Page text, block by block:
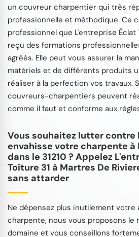
un couvreur charpentier qui très
professionnelle et méthodique. Ce
professionnel que L'entreprise Éclat
reçu des formations
agréés. Elle peut vous assurer la
matériels et de différents produits
réaliser à la perfection vos travaux.
couvreurs-charpentiers peuvent
comme il faut et conforme aux
Vous souhaitez lutter contre
envahisse votre charpente à
dans le 31210 ? Appelez
Toiture 31 à Martres De
sans attarder
Ne dépensez plus inutilement votre
charpente, nous vous proposons le
domaine et vous conseillons